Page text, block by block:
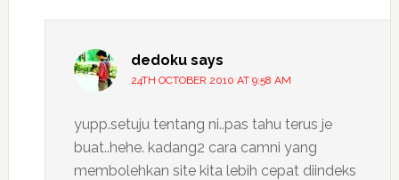
dedoku says
24TH OCTOBER 2010 AT 9:58 AM
yupp.setuju tentang ni..pas tahu terus je
buat..hehe. kadang2 cara camni yang
membolehkan site kita lebih cepat diindeks